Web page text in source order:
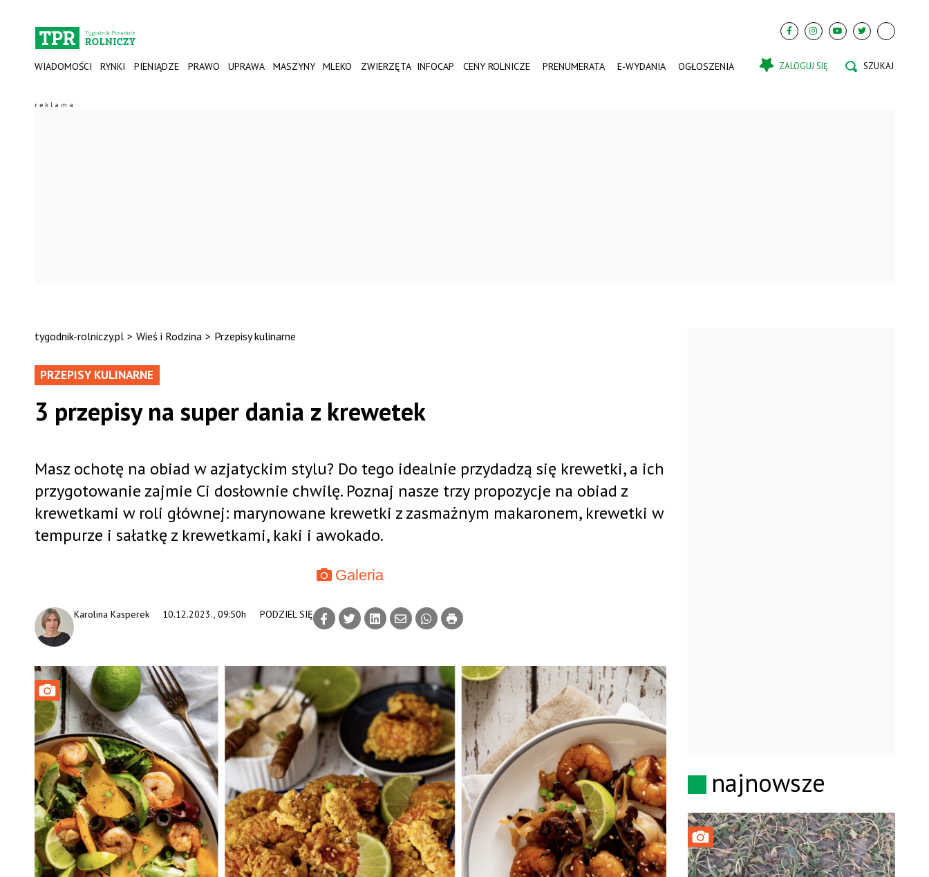
WIADOMOŚCI RYNKI PIENIĄDZE PRAWO UPRAWA MASZYNY MLEKO ZWIERZĘTA INFOCAP CENY ROLNICZE PRENUMERATA E-WYDANIA OGŁOSZENIA ZALOGUJ SIĘ
tygodnik-rolniczy.pl > Wieś i Rodzina > Przepisy kulinarne
PRZEPISY KULINARNE
3 przepisy na super dania z krewetek
10.12.2023., 09:50h
Karolina Kasperek PODZIEL SIĘ
Masz ochotę na obiad w azjatyckim stylu? Do tego idealnie przydadzą się krewetki, a ich
przygotowanie zajmie Ci dosłownie chwilę. Poznaj nasze trzy propozycje na obiad z
krewetkami w roli głównej: marynowane krewetki z zasmażnym makaronem, krewetki w
tempurze i sałatkę z krewetkami, kaki i awokado.
Galeria
najnowsze